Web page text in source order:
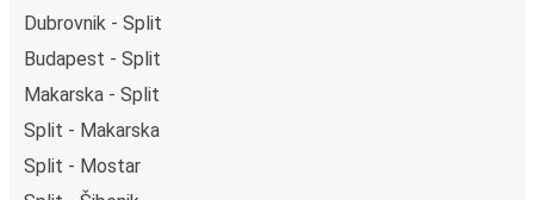
Dubrovnik - Split
Budapest - Split
Makarska - Split
Split - Makarska
Split - Mostar